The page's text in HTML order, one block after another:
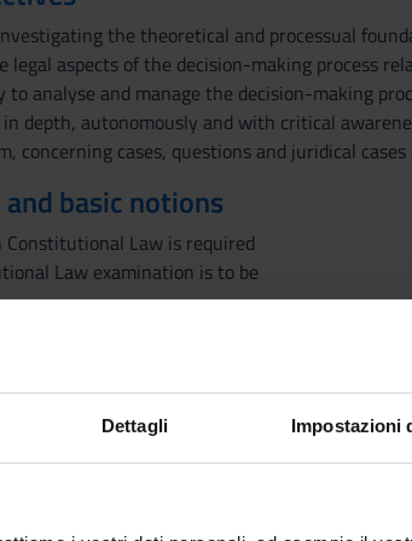
Dettagli Impostazioni
the theoretical and processual
legal aspects of the decision-making process
analyse and manage the decision-making
depth, autonomously and with critical
concerning cases, questions and juridical
basic notions
Constitutional Law is required
Law examination is to be
Court will be examined.
proceedings
of the question of legitimacy